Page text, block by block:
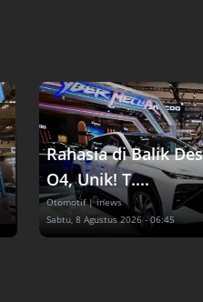
Rahasia di Balik
O4, Unik! T....
Otomotif | inews
Sabtu, 8 Agustus 2026 - 06:45